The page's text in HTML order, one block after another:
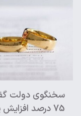
سخنگوی دولت
75 درصد افزایش پرداخت داشته باشیم